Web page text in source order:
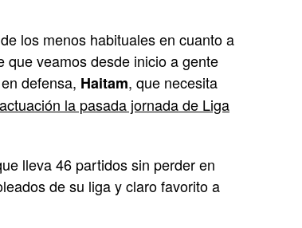
los menos habituales en cuanto a
que veamos desde inicio a gente
defensa, Haitam, que necesita
la pasada jornada de Liga
lleva 46 partidos sin perder en
de su liga y claro favorito a